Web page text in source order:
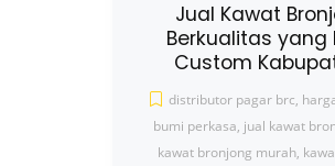
Jual Kawat
Berkualitas yang
Custom
distributor pagar brc,
bumi perkasa, jual kawat
kawat bronjong murah,